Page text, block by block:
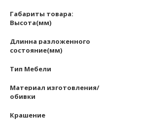
Габариты товара:
Высота(мм)
Длинна разложенного
состояние(мм)
Тип Мебели
Материал изготовления/
обивки
Крашение